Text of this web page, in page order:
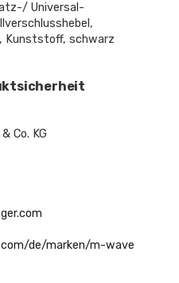
Universal-
Kunststoff, schwarz
Co. KG
de/marken/m-wave